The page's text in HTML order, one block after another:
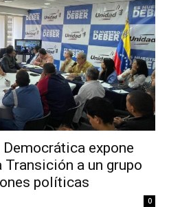
expone
Transición a un grupo
políticas
0